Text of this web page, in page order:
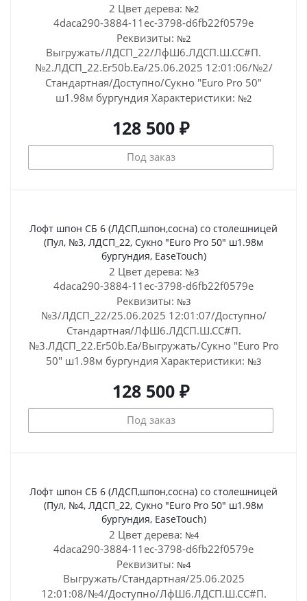
2 Цвет дерева: №2
4daca290-3884-11ec-3798-d6fb22f0579e
Реквизиты: №2
Выгружать/ЛДСП_22/ЛфШ6.ЛДСП.Ш.СС#П.
№2.ЛДСП_22.Er50b.Ea/25.06.2025 12:01:06/№2/
Стандартная/Доступно/Сукно "Euro Pro 50"
ш1.98м бургундия Характеристики: №2
128 500 ₽
Под заказ
Лофт шпон СБ 6 (ЛДСП,шпон,сосна) со столешницей
(Пул, №3, ЛДСП_22, Сукно "Euro Pro 50" ш1.98м
бургундия, EaseTouch)
2 Цвет дерева: №3
4daca290-3884-11ec-3798-d6fb22f0579e
Реквизиты: №3
№3/ЛДСП_22/25.06.2025 12:01:07/Доступно/
Стандартная/ЛфШ6.ЛДСП.Ш.СС#П.
№3.ЛДСП_22.Er50b.Ea/Выгружать/Сукно "Euro Pro
50" ш1.98м бургундия Характеристики: №3
128 500 ₽
Под заказ
Лофт шпон СБ 6 (ЛДСП,шпон,сосна) со столешницей
(Пул, №4, ЛДСП_22, Сукно "Euro Pro 50" ш1.98м
бургундия, EaseTouch)
2 Цвет дерева: №4
4daca290-3884-11ec-3798-d6fb22f0579e
Реквизиты: №4
Выгружать/Стандартная/25.06.2025
12:01:08/№4/Доступно/ЛфШ6.ЛДСП.Ш.СС#П.